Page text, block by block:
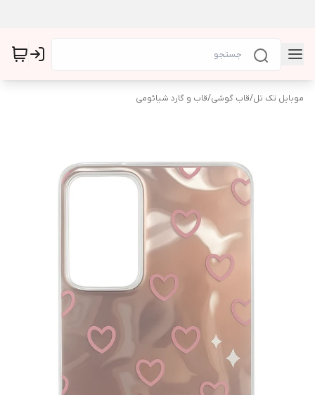
موبایل تک تل/قاب گوشی/قاب و گارد شیائومی